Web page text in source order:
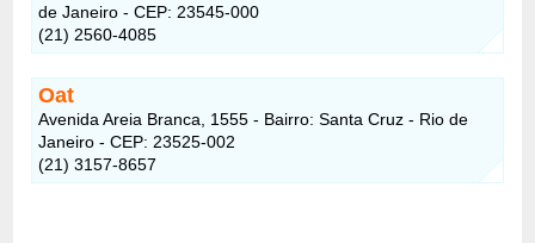
de Janeiro - CEP: 23545-000
(21) 2560-4085
Oat
Avenida Areia Branca, 1555 - Bairro: Santa Cruz - Rio de
Janeiro - CEP: 23525-002
(21) 3157-8657